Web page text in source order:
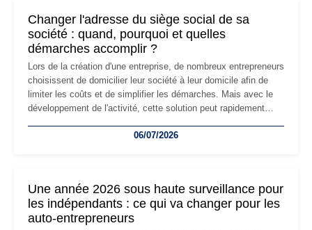
Changer l'adresse du siège social de sa
société : quand, pourquoi et quelles
démarches accomplir ?
Lors de la création d'une entreprise, de nombreux entrepreneurs
choisissent de domicilier leur société à leur domicile afin de
limiter les coûts et de simplifier les démarches. Mais avec le
développement de l'activité, cette solution peut rapidement
professionnels, recrutement, image de marque… Le
06/07/2026
Une année 2026 sous haute surveillance pour
les indépendants : ce qui va changer pour les
auto-entrepreneurs